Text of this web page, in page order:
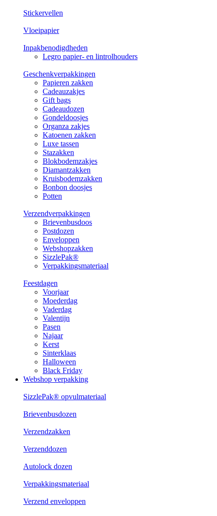
Stickervellen
Vloeipapier
Inpakbenodigdheden
Legro papier- en lintrolhouders
Geschenkverpakkingen
Papieren zakken
Cadeauzakjes
Gift bags
Cadeaudozen
Gondeldoosjes
Organza zakjes
Katoenen zakken
Luxe tassen
Stazakken
Blokbodemzakjes
Diamantzakken
Kruisbodemzakken
Bonbon doosjes
Potten
Verzendverpakkingen
Brievenbusdoos
Postdozen
Enveloppen
Webshopzakken
SizzlePak®
Verpakkingsmateriaal
Feestdagen
Voorjaar
Moederdag
Vaderdag
Valentijn
Pasen
Najaar
Kerst
Sinterklaas
Halloween
Black Friday
Webshop verpakking
SizzlePak® opvulmateriaal
Brievenbusdozen
Verzendzakken
Verzenddozen
Autolock dozen
Verpakkingsmateriaal
Verzend enveloppen